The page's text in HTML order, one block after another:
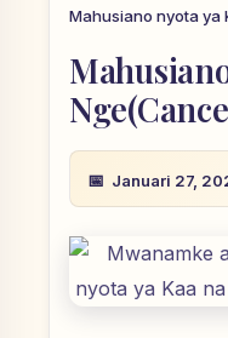
Mahusiano nyota ya
Januari 27,